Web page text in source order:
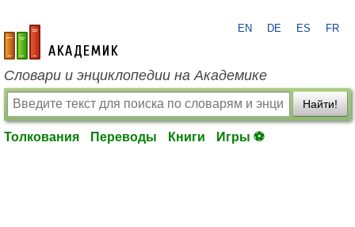
academic.ru
EN DE ES FR
Словари и энциклопедии на Академике
Найти!
Толкования Переводы Книги Игры ⚽